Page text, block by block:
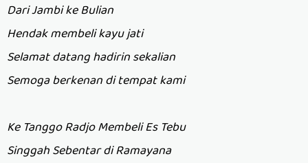
Dari Jambi ke Bulian
Hendak membeli kayu jati
Selamat datang hadirin sekalian
Semoga berkenan di tempat kami
Ke Tanggo Radjo Membeli Es Tebu
Singgah Sebentar di Ramayana